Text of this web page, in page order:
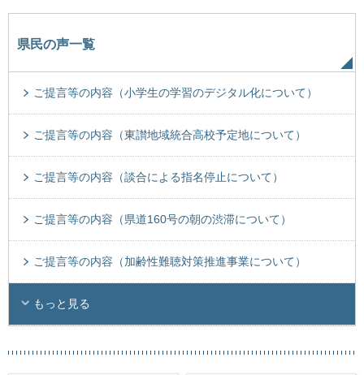
県民の声一覧
ご提言等の内容（小学生の学習のデジタル化について）
ご提言等の内容（東讃地域統合高校予定地について）
ご提言等の内容（談合による指名停止について）
ご提言等の内容（県道160号の朝の渋滞について）
ご提言等の内容（加齢性難聴対策推進事業について）
もっと見る